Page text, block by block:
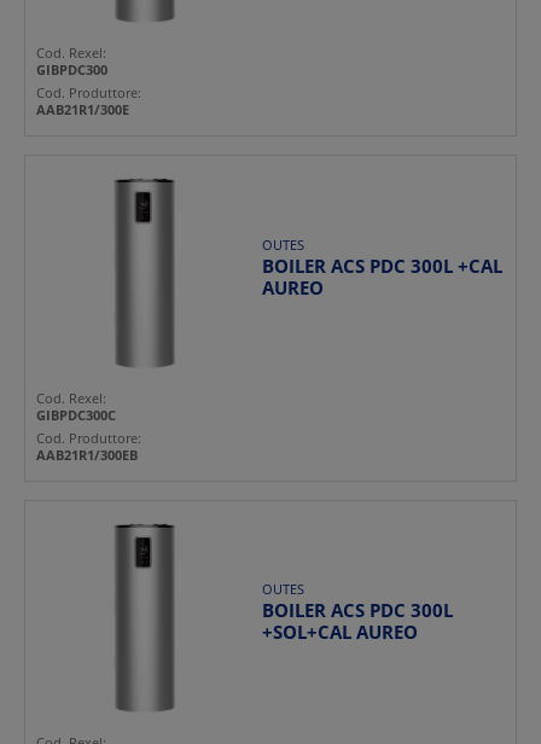
Cod. Rexel:
GIBPDC300
Cod. Produttore:
AAB21R1/300E
OUTES
BOILER ACS PDC 300L +CAL
AUREO
Cod. Rexel:
GIBPDC300C
Cod. Produttore:
AAB21R1/300EB
OUTES
BOILER ACS PDC 300L
+SOL+CAL AUREO